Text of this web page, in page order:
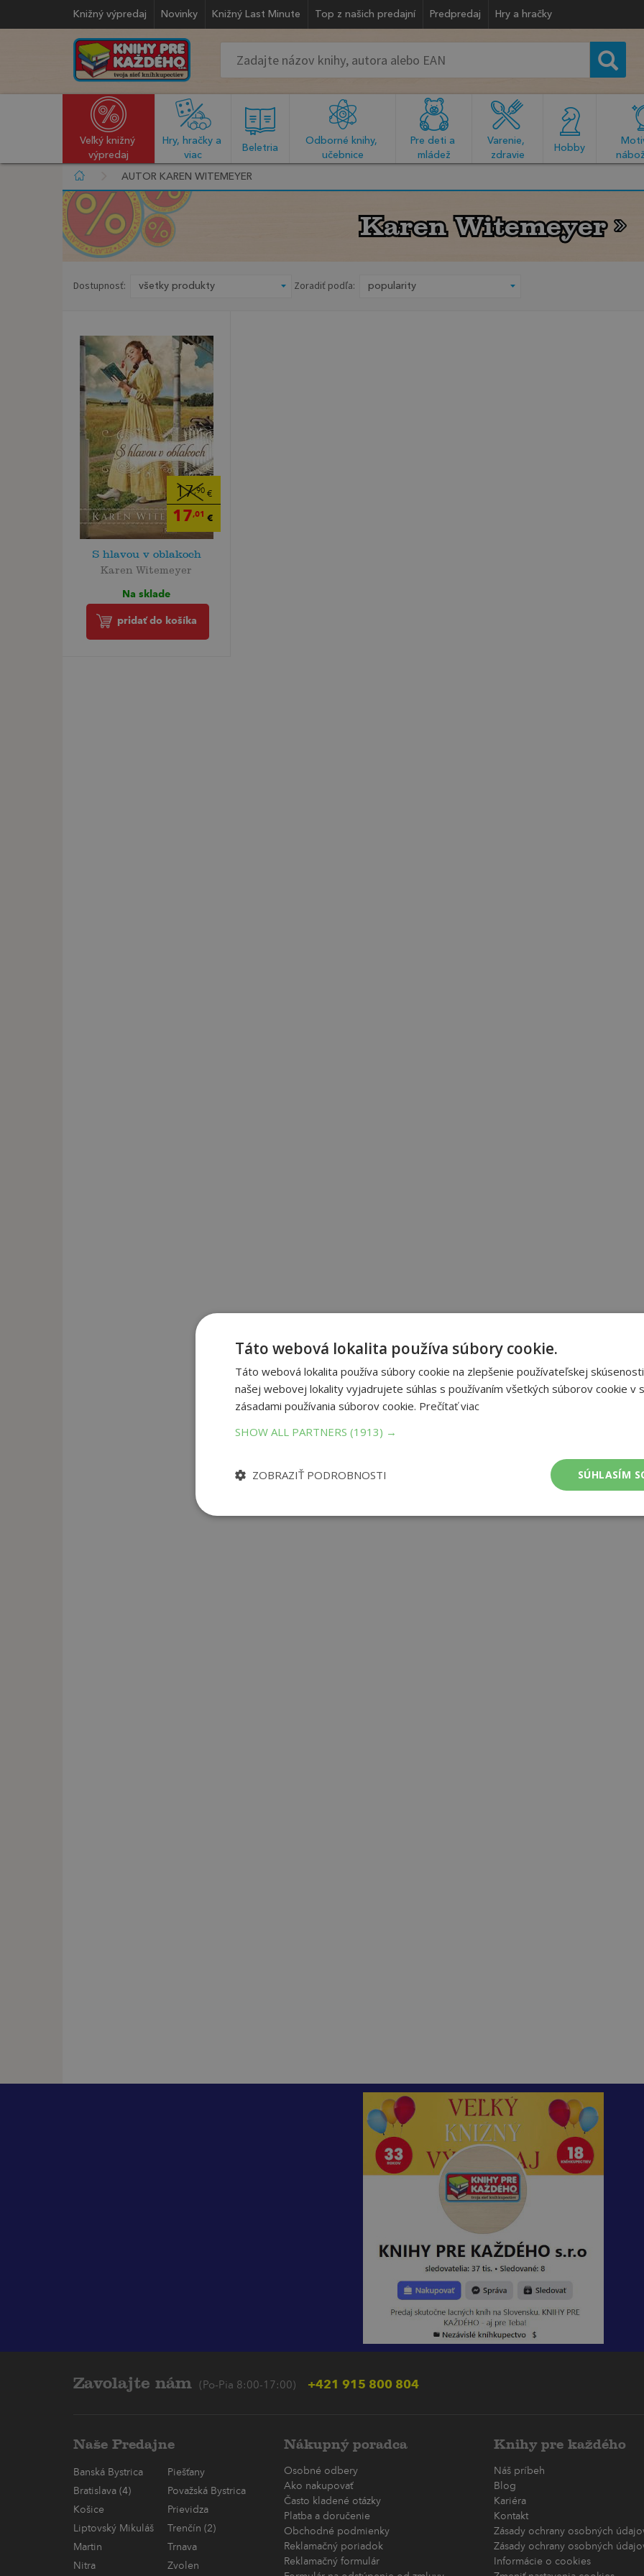
Knižný výpredaj Novinky Knižný Last Minute Top z našich predajní Predpredaj Hry a hračky
Veľký knižný
výpredaj
Hry, hračky a
viac
Beletria
Odborné knihy,
učebnice
Pre deti a
mládež
Varenie,
zdravie
Hobby
AUTOR KAREN WITEMEYER
Karen Witemeyer
Karen Witemeyer
Dostupnosť: Zoradiť podľa:
17,90 €
17,01 €
S hlavou v oblakoch
Karen Witemeyer
Na sklade
pridať do košíka
Zavolajte nám (Po-Pia 8:00-17:00) +421 915 800 804
Naše Predajne
Banská Bystrica
Piešťany
Bratislava (4)
Považská Bystrica
Košice
Prievidza
Liptovský Mikuláš
Trenčín (2)
Martin
Trnava
Nitra
Zvolen
Nákupný poradca
Osobné odbery
Ako nakupovať
Často kladené otázky
Platba a doručenie
Obchodné podmienky
Reklamačný poriadok
Reklamačný formulár
Knihy pre každého
Náš príbeh
Blog
Kariéra
Kontakt
Zásady ochrany osobných
Zásady ochrany osobných
Informácie o cookies
Táto webová lokalita používa súbory cookie.
Táto webová lokalita používa súbory cookie na zlepšenie používateľskej
našej webovej lokality vyjadrujete súhlas s používaním všetkých súborov cookie v
zásadami používania súborov cookie. Prečítať viac
SHOW ALL PARTNERS (1913) →
SÚHLASÍM
ZOBRAZIŤ PODROBNOSTI